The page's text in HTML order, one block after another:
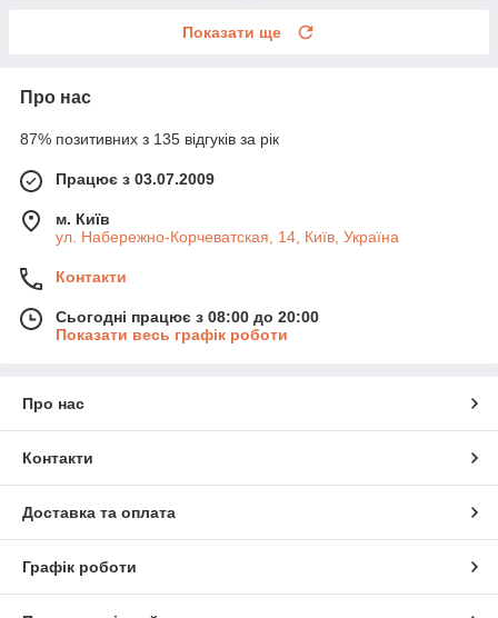
Показати ще
Про нас
87% позитивних з 135 відгуків за рік
Працює з 03.07.2009
м. Київ
ул. Набережно-Корчеватская, 14, Київ, Україна
Контакти
Сьогодні працює з 08:00 до 20:00
Показати весь графік роботи
Про нас
Контакти
Доставка та оплата
Графік роботи